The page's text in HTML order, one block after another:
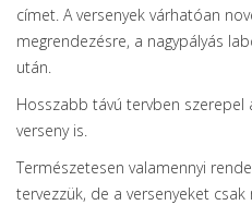
címet. A versenyek várhatóan
megrendezésre, a nagypályás
után.
Hosszabb távú tervben szerepel
verseny is.
Természetesen valamennyi
tervezzük, de a versenyeket